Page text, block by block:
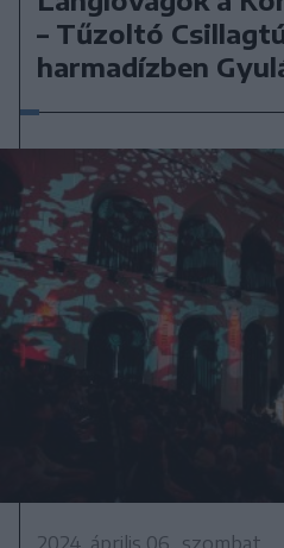
– Tűzoltó
harmadízben
2024. április 06., szombat